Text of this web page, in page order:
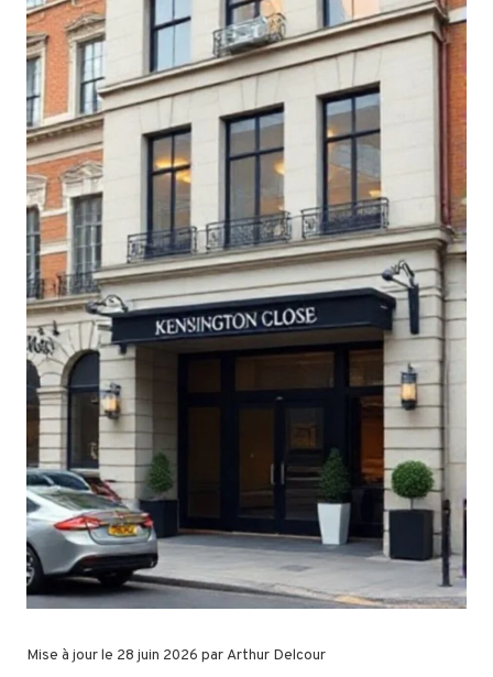
Mise à jour le 28 juin 2026 parArthur Delcour